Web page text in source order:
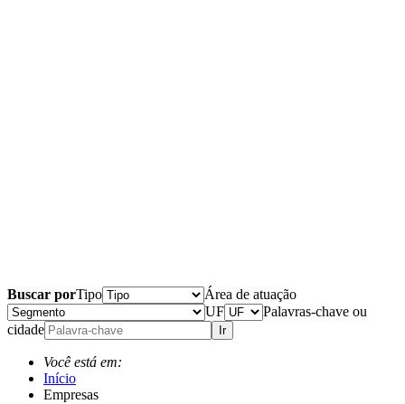
Buscar porTipo
Área de atuação
UF
Palavras-chave ou
cidade
Ir
Você está em:
Início
Empresas